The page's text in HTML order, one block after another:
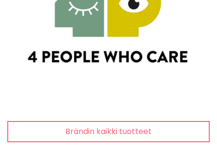
Brändin kaikki tuotteet